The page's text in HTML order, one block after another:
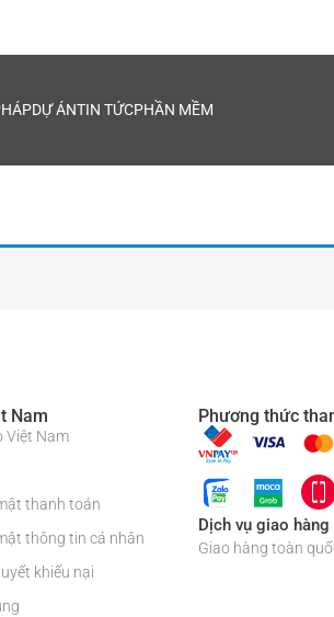
DỰ ÁNTIN TỨCPHẦN MỀM
Nam
Việt Nam
thanh toán
thông tin cá nhân
khiếu nại
Phương thức
Dịch vụ giao hàng
Giao hàng toàn